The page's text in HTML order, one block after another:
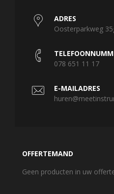
ADRES
Oosterparkweg
078 651 11 17
E-MAILADRES
OFFERTEMAND
Geen producten in uw